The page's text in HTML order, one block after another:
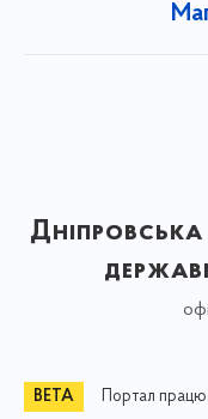
Дніпровська
Портал